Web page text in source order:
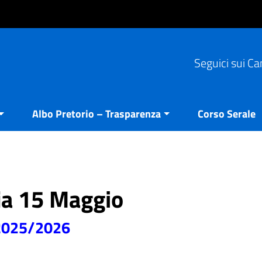
Seguici sui
Albo Pretorio – Trasparenza Corso Serale
15 Maggio
2026